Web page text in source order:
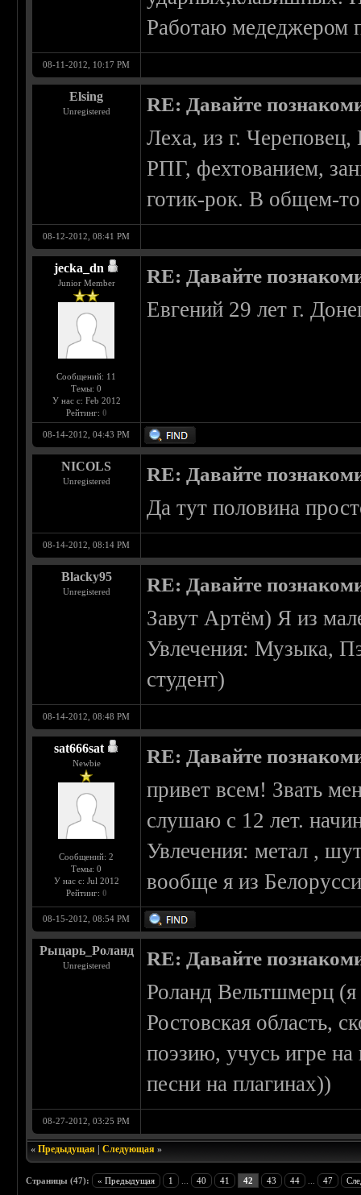
Работаю медеджером
08-11-2012, 10:17 PM
Elsing
Unregistered RE: Давайте
Леха, из г.
РПГ, фехтованием,
готик-рок. В общем-
08-12-2012, 08:41 PM
jecka_dn
Junior Member
Сообщений: 11
Темы: 0
У нас с: Feb 2012
Рейтинг: 0
RE: Давайте
Евгений 29 лет г.
08-14-2012, 04:43 PM
NICOLS
Unregistered RE: Давайте
Да тут половина
08-14-2012, 08:14 PM
Blacky95
Unregistered RE: Давайте
Завут Артём) Я из
Увлечения: Музыка,
студент)
08-14-2012, 08:48 PM
sat666sat
Newbie
Сообщений: 2
Темы: 0
У нас с: Jul 2012
Рейтинг: 0
RE: Давайте
привет всем! Звать
слушаю с 12 лет.
Увлечения: метал ,
вообще я из
08-15-2012, 08:54 PM
Рыцарь_Роланд
Unregistered RE: Давайте
Роланд Вельтшмерц
Ростовская область,
поэзию, учусь игре на
песни на плагинах))
08-27-2012, 03:25 PM
«Предыдущая |Следующая »
Страницы (47): « Предыдущая 1 40 41 42 43 44 47